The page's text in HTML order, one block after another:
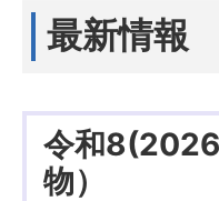
最新情報
令和
物）